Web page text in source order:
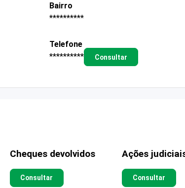
Bairro
**********
Telefone
**********
Consultar
Cheques devolvidos
Consultar
Ações
Consultar